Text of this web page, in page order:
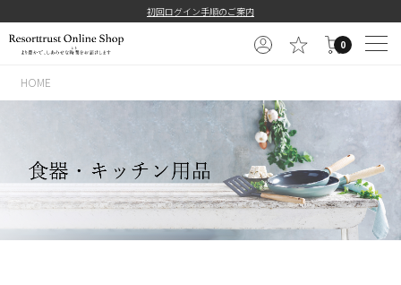
初回ログイン手順のご案内
0
HOME